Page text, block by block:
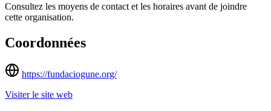
Consultez les moyens de contact et les horaires avant de joindre
cette organisation.
Coordonnées
https://fundaciogune.org/
Visiter le site web